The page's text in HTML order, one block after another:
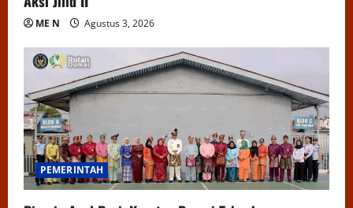
ME N Agustus 3, 2026
PEMERINTAH